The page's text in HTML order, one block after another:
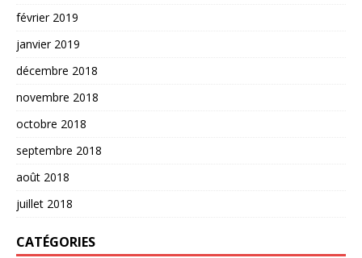
février 2019
janvier 2019
décembre 2018
novembre 2018
octobre 2018
septembre 2018
août 2018
juillet 2018
CATÉGORIES